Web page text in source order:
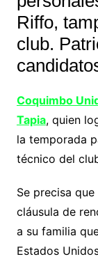
Riffo,
club.
Coquimbo
Tapia, quien
la temporada
técnico del
Se precisa que
cláusula de
a su familia
Estados